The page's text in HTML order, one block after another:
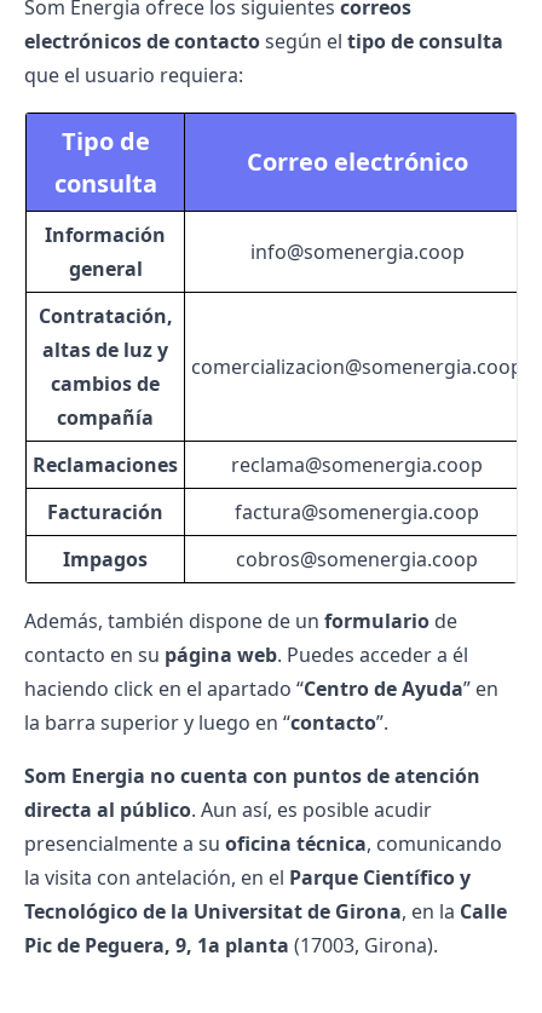
Som Energia ofrece los siguientes correos
electrónicos de contactosegún el tipo de consulta
que el usuario requiera:
Tipo de
consulta
Correo electrónico
Información
general
info@somenergia.coop
Contratación,
altas de luz y
cambios de
compañía
comercializacion@somenergia.coop
Reclamaciones
reclama@somenergia.coop
Facturación
factura@somenergia.coop
Impagos
cobros@somenergia.coop
Además, también dispone de un formulario de
contacto en su página web. Puedes acceder a él
haciendo click en el apartado “Centro de Ayuda” en
la barra superior y luego en “contacto”.
Som Energia no cuenta con puntos de atención
directa al público. Aun así, es posible acudir
presencialmente a su oficina técnica, comunicando
la visita con antelación, en el Parque Científico y
Tecnológico de la Universitat de Girona, en la Calle
Pic de Peguera, 9, 1a planta (17003, Girona).